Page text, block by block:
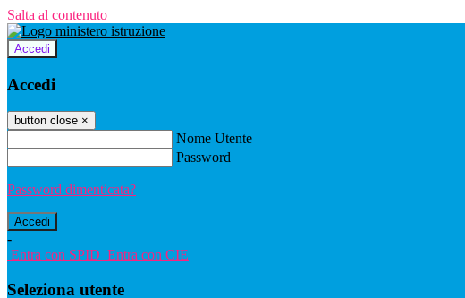
Salta al contenuto
Accedi
Accedi
button close ×
Nome Utente
Password
Password dimenticata?
-
Entra con SPID Entra con CIE
Seleziona utente